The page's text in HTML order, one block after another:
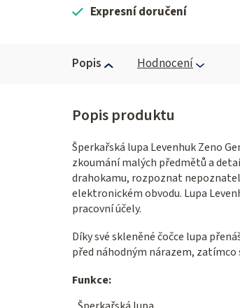
Expresní doručení
Popis Hodnocení
Šperkařská lupa Levenhuk Zeno
zkoumání malých předmětů a
drahokamu, rozpoznat
elektronickém obvodu. Lupa
pracovní účely.
Díky své skleněné čočce lupa
před náhodným nárazem,
Funkce: